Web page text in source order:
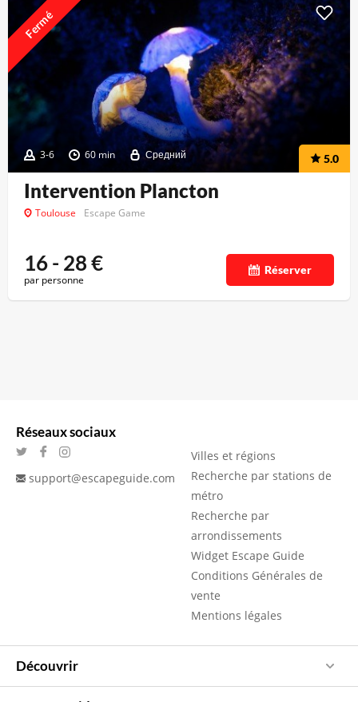
3-6 60 min Средний 5.0
Fermé
Intervention Plancton
Toulouse Escape Game
16 - 28€
par personne
Réserver
Réseaux sociaux
support@escapeguide.com
Villes et régions
Recherche par stations de
métro
Recherche par
arrondissements
Widget Escape Guide
Conditions Générales de
vente
Mentions légales
Découvrir